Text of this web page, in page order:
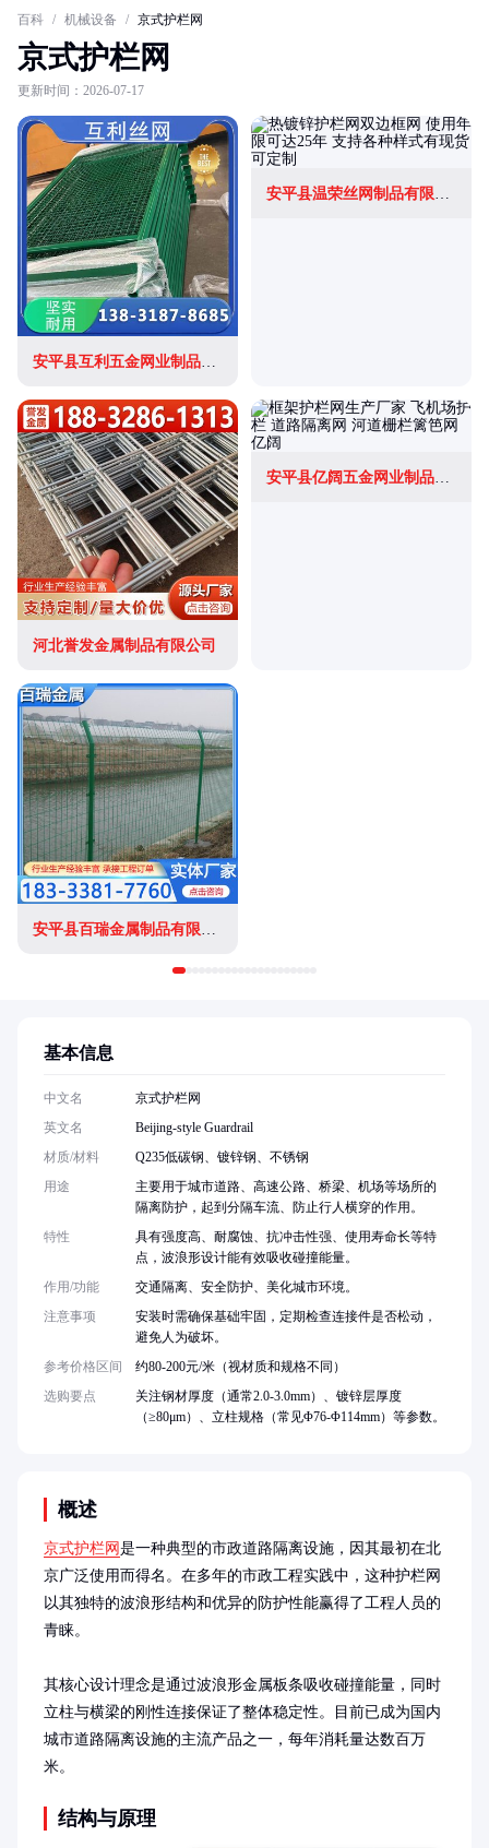
百科 / 机械设备 / 京式护栏网
京式护栏网
更新时间：2026-07-17
安平县互利五金网业制品有限公司
安平县温荣丝网制品有限公司
河北誉发金属制品有限公司
安平县亿阔五金网业制品有限公司
安平县百瑞金属制品有限公司
概述
京式护栏网 是一种典型的市政道路隔离设施，因其最初在北
京广泛使用而得名。在多年的市政工程实践中，这种护栏网
以其独特的波浪形结构和优异的防护性能赢得了工程人员的
青睐。
其核心设计理念是通过波浪形金属板条吸收碰撞能量，同时
立柱与横梁的刚性连接保证了整体稳定性。目前已成为国内
城市道路隔离设施的主流产品之一，每年消耗量达数百万
米。
结构与原理
基本信息
中文名
京式护栏网
英文名
Beijing-style Guardrail
材质/材料
Q235低碳钢、镀锌钢、不锈钢
用途
主要用于城市道路、高速公路、桥梁、机场等场所的
隔离防护，起到分隔车流、防止行人横穿的作用。
特性
具有强度高、耐腐蚀、抗冲击性强、使用寿命长等特
点，波浪形设计能有效吸收碰撞能量。
作用/功能
交通隔离、安全防护、美化城市环境。
注意事项
安装时需确保基础牢固，定期检查连接件是否松动，
避免人为破坏。
参考价格区间
约80-200元/米（视材质和规格不同）
选购要点
关注钢材厚度（通常2.0-3.0mm）、镀锌层厚度
（≥80μm）、立柱规格（常见Φ76-Φ114mm）等参数。